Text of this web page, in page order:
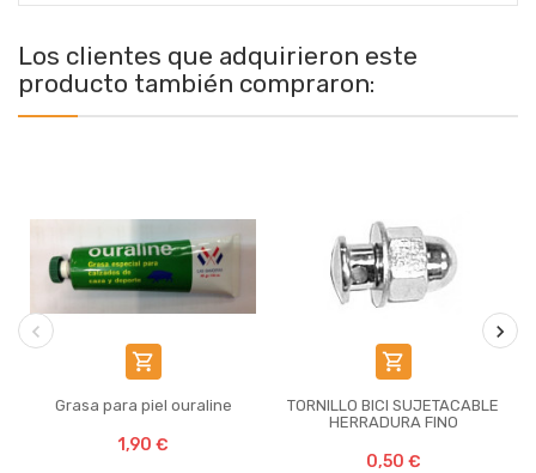
Los clientes que adquirieron este
producto también compraron:

Grasa para piel ouraline
1,90 €

TORNILLO BICI SUJETACABLE
HERRADURA FINO
0,50 €